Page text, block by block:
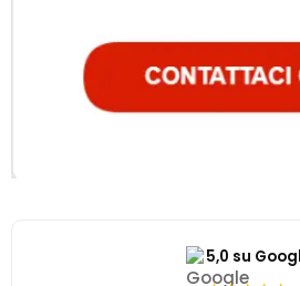
5,0 su